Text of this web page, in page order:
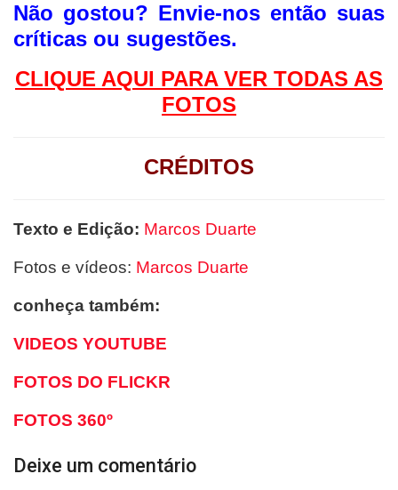
Não gostou? Envie-nos então suas
críticas ou sugestões.
CLIQUE AQUI PARA VER TODAS AS
FOTOS
CRÉDITOS
Texto e Edição: Marcos Duarte
Fotos e vídeos: Marcos Duarte
conheça também:
VIDEOS YOUTUBE
FOTOS DO FLICKR
FOTOS 360º
Deixe um comentário